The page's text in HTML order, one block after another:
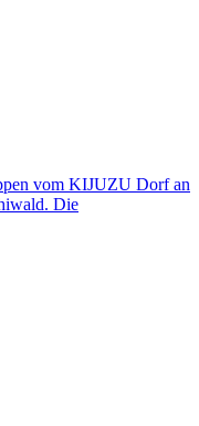
vom KIJUZU Dorf an
Die